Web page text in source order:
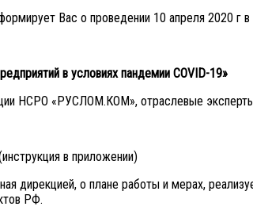
Вас о проведении 10 апреля 2020 г в
в условиях пандемии COVID-19»
НСРО «РУСЛОМ.КОМ», отраслевые
в приложении)
дирекцией, о плане работы и мерах,
РФ.